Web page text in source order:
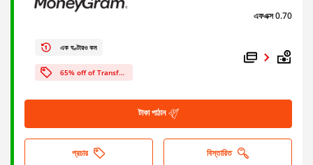
এফএক্স 0.70
এক ঘণ্টারও কম
65% off of Transfer Fees!
টাকা পাঠান
প্রচার বিস্তারিত